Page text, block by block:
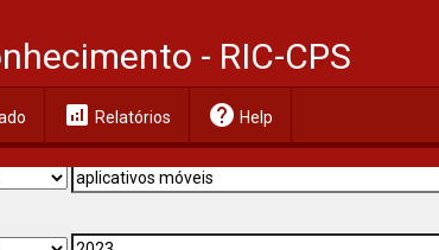
- RIC-CPS
analytics Relatórios help Help